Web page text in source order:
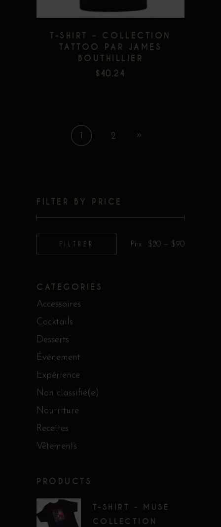
choisies
sur
T-SHIRT – COLLECTION
TATTOO PAR JAMES
BOUTHILLIER
$40.24
2
FILTER BY PRICE
min
max
FILTRER Prix : $20 — $90
CATEGORIES
Accessoires
Cocktails
Desserts
Événement
Expérience
Non classifié(e)
Nourriture
Recettes
Vêtements
PRODUCTS
T-SHIRT - MUSE
COLLECTION